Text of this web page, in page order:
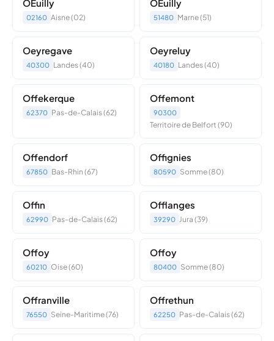
OEuilly
02160 Aisne (02)
OEuilly
51480 Marne (51)
Oeyregave
40300 Landes (40)
Oeyreluy
40180 Landes (40)
Offekerque
62370 Pas-de-Calais (62)
Offemont
90300
Territoire de Belfort (90)
Offendorf
67850 Bas-Rhin (67)
Offignies
80590 Somme (80)
Offin
62990 Pas-de-Calais (62)
Offlanges
39290 Jura (39)
Offoy
60210 Oise (60)
Offoy
80400 Somme (80)
Offranville
76550 Seine-Maritime (76)
Offrethun
62250 Pas-de-Calais (62)